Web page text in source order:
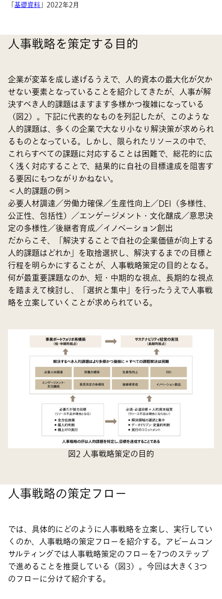
基礎資料 」2022年2月
人事戦略を策定する目的
企業が変革を成し遂げるうえで、人的資本の最大化が欠か
せない要素となっていることを紹介してきたが、人事が解
決すべき人的課題はますます多様かつ複雑になっている
（図2）。下記に代表的なものを列記したが、このような
人的課題は、多くの企業で大なり小なり解決策が求められ
るものとなっている。しかし、限られたリソースの中で、
これらすべての課題に対応することは困難で、総花的に広
く浅く対応することで、結果的に自社の目標達成を阻害す
る要因にもつながりかねない。
＜人的課題の例＞
必要人材調達／労働力確保／生産性向上／DEI（多様性、
公正性、包括性）／エンゲージメント・文化醸成／意思決
定の多様性／後継者育成／イノベーション創出
だからこそ、「解決することで自社の企業価値が向上する
人的課題はどれか」を取捨選択し、解決するまでの目標と
行程を明らかにすることが、人事戦略策定の目的となる。
何が最重要課題なのか、短・中期的な視点、長期的な視点
を踏まえて検討し、「選択と集中」を行ったうえで人事戦
略を立案していくことが求められている。
図2 人事戦略策定の目的
人事戦略の策定フロー
では、具体的にどのように人事戦略を立案し、実行してい
くのか、人事戦略の策定フローを紹介する。アビームコン
サルティングでは人事戦略策定のフローを7つのステップ
で進めることを推奨している（図3）。今回は大きく3つ
のフローに分けて紹介する。